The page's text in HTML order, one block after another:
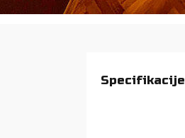
Specifikacije